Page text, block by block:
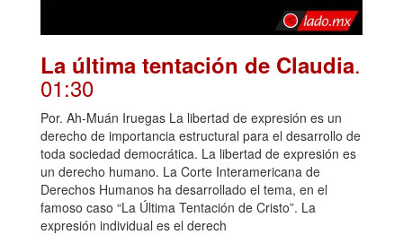
La última tentación de Claudia.
01:30
Por. Ah-Muán Iruegas La libertad de expresión es un
derecho de importancia estructural para el desarrollo de
toda sociedad democrática. La libertad de expresión es
un derecho humano. La Corte Interamericana de
Derechos Humanos ha desarrollado el tema, en el
famoso caso “La Última Tentación de Cristo”. La
expresión individual es el derech